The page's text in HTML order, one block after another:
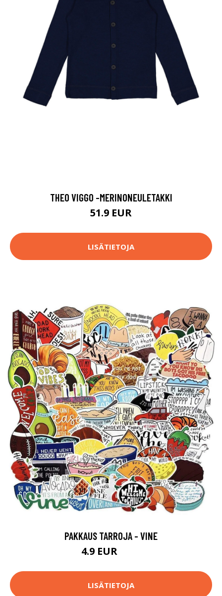
THEO VIGGO -MERINONEULETAKKI
51.9 EUR
LISÄTIETOJA
PAKKAUS TARROJA - VINE
4.9 EUR
LISÄTIETOJA